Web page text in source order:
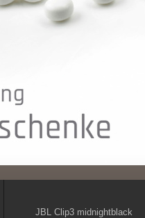
JBL Clip3 midnightblack